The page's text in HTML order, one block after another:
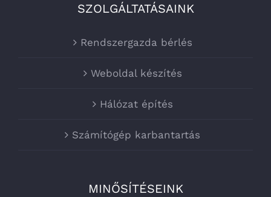
SZOLGÁLTATÁSAINK
Rendszergazda bérlés
Weboldal készítés
Hálózat építés
Számítógép karbantartás
MINŐSÍTÉSEINK